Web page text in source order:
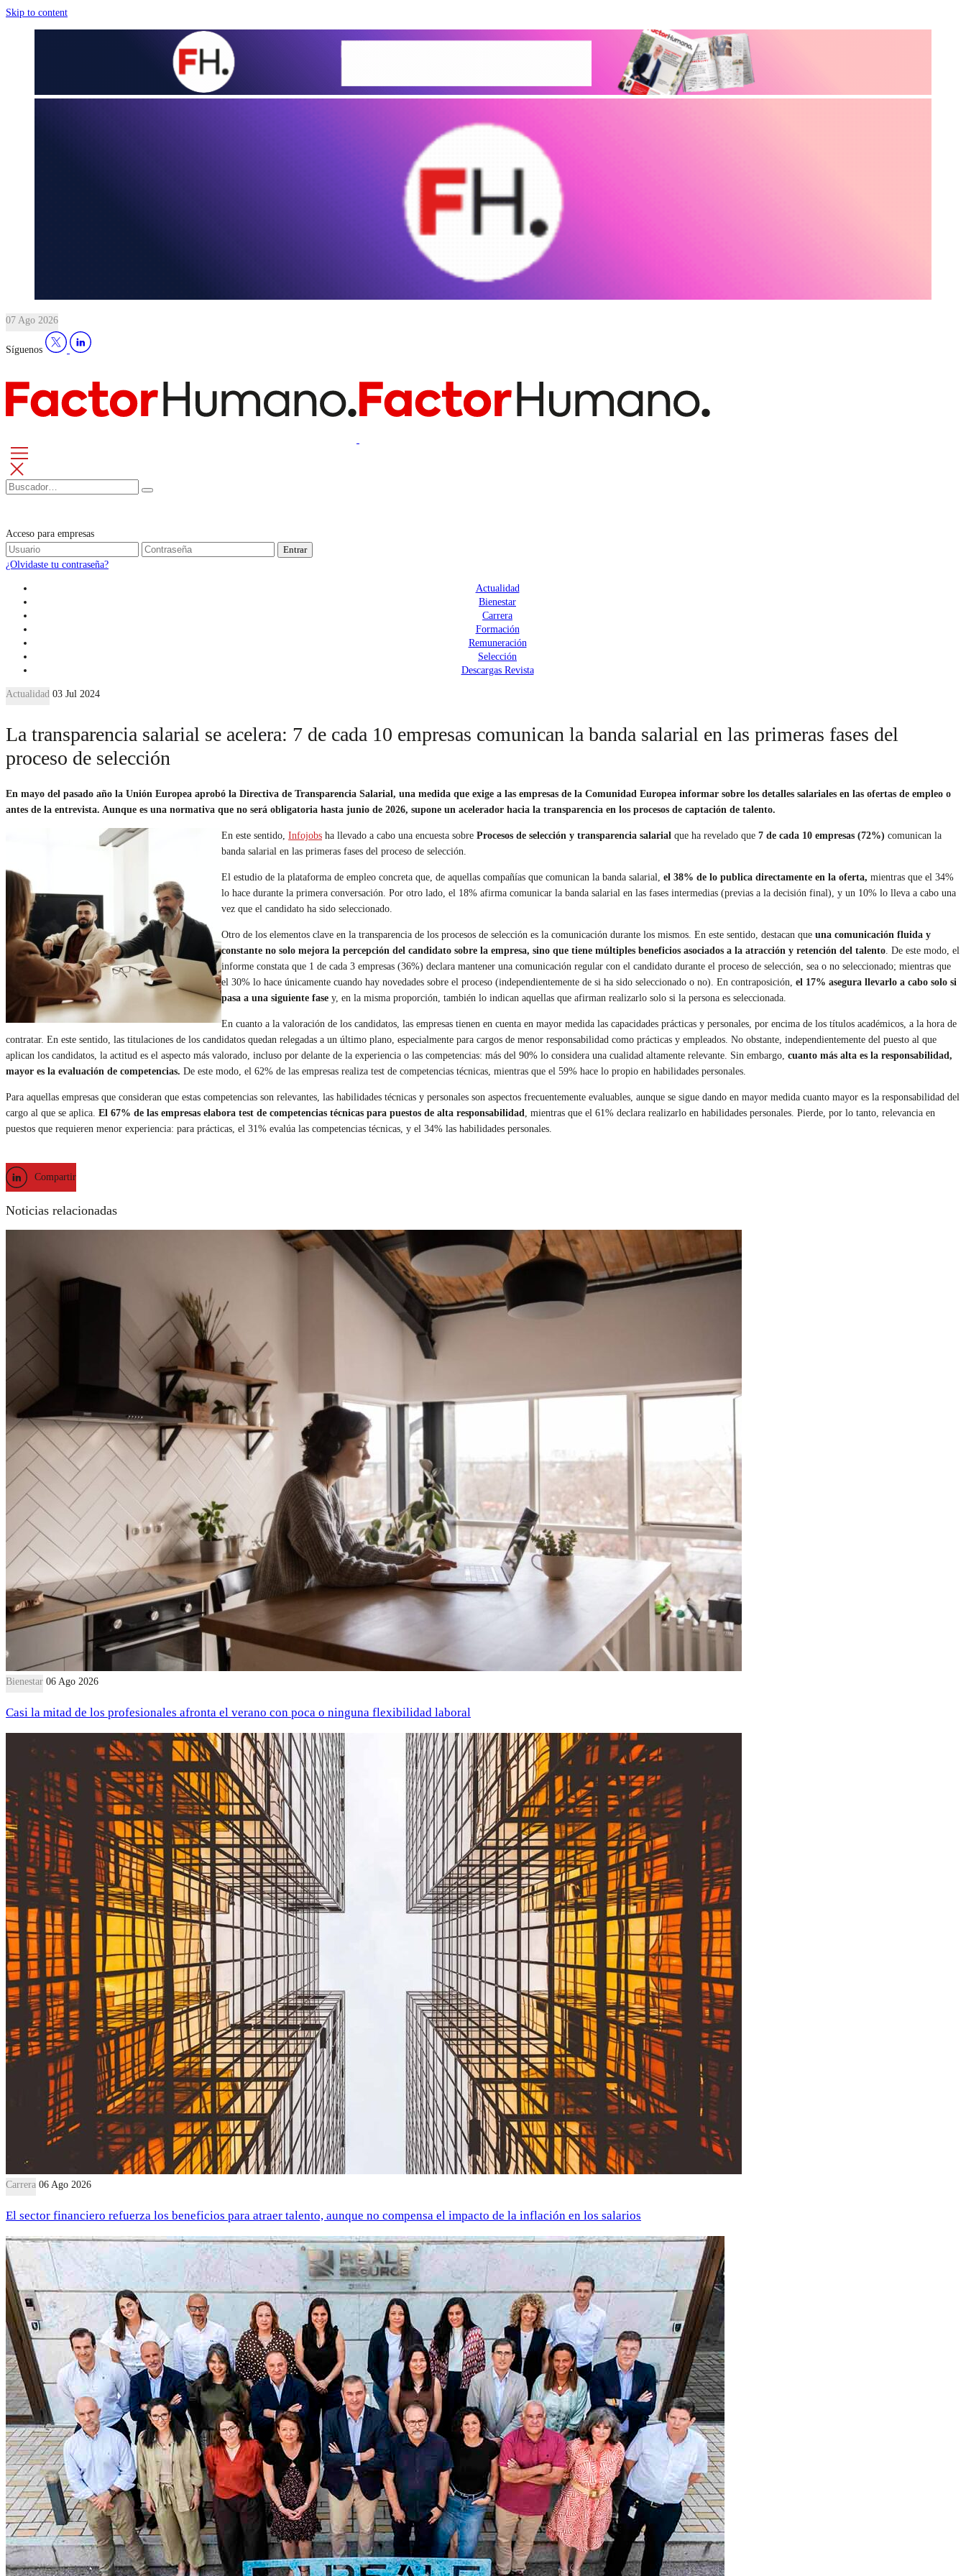
Skip to content
07 Ago 2026
Síguenos
Acceso para empresas
Entrar
¿Olvidaste tu contraseña?
Actualidad
Bienestar
Carrera
Formación
Remuneración
Selección
Descargas Revista
Actualidad 03 Jul 2024
La transparencia salarial se acelera: 7 de cada 10 empresas comunican la banda salarial en las primeras fases del
proceso de selección
En mayo del pasado año la Unión Europea aprobó la Directiva de Transparencia Salarial, una medida que exige a las empresas de la Comunidad Europea informar sobre los detalles salariales en las ofertas de empleo o
antes de la entrevista. Aunque es una normativa que no será obligatoria hasta junio de 2026, supone un acelerador hacia la transparencia en los procesos de captación de talento.
En este sentido, Infojobs ha llevado a cabo una encuesta sobre Procesos de selección y transparencia salarial que ha revelado que 7 de cada 10 empresas (72%) comunican la
banda salarial en las primeras fases del proceso de selección.
El estudio de la plataforma de empleo concreta que, de aquellas compañías que comunican la banda salarial, el 38% de lo publica directamente en la oferta, mientras que el 34%
lo hace durante la primera conversación. Por otro lado, el 18% afirma comunicar la banda salarial en las fases intermedias (previas a la decisión final), y un 10% lo lleva a cabo una
vez que el candidato ha sido seleccionado.
Otro de los elementos clave en la transparencia de los procesos de selección es la comunicación durante los mismos. En este sentido, destacan que una comunicación fluida y
constante no solo mejora la percepción del candidato sobre la empresa, sino que tiene múltiples beneficios asociados a la atracción y retención del talento . De este modo, el
informe constata que 1 de cada 3 empresas (36%) declara mantener una comunicación regular con el candidato durante el proceso de selección, sea o no seleccionado; mientras que
el 30% lo hace únicamente cuando hay novedades sobre el proceso (independientemente de si ha sido seleccionado o no). En contraposición, el 17% asegura llevarlo a cabo solo si
pasa a una siguiente fase y, en la misma proporción, también lo indican aquellas que afirman realizarlo solo si la persona es seleccionada.
En cuanto a la valoración de los candidatos, las empresas tienen en cuenta en mayor medida las capacidades prácticas y personales, por encima de los títulos académicos, a la hora de
contratar. En este sentido, las titulaciones de los candidatos quedan relegadas a un último plano, especialmente para cargos de menor responsabilidad como prácticas y empleados. No obstante, independientemente del puesto al que
aplican los candidatos, la actitud es el aspecto más valorado, incluso por delante de la experiencia o las competencias: más del 90% lo considera una cualidad altamente relevante. Sin embargo, cuanto más alta es la responsabilidad,
mayor es la evaluación de competencias. De este modo, el 62% de las empresas realiza test de competencias técnicas, mientras que el 59% hace lo propio en habilidades personales.
Para aquellas empresas que consideran que estas competencias son relevantes, las habilidades técnicas y personales son aspectos frecuentemente evaluables, aunque se sigue dando en mayor medida cuanto mayor es la responsabilidad del
cargo al que se aplica. El 67% de las empresas elabora test de competencias técnicas para puestos de alta responsabilidad
, mientras que el 61% declara realizarlo en habilidades personales. Pierde, por lo tanto, relevancia en
puestos que requieren menor experiencia: para prácticas, el 31% evalúa las competencias técnicas, y el 34% las habilidades personales.
Compartir
Noticias relacionadas
Bienestar 06 Ago 2026
Casi la mitad de los profesionales afronta el verano con poca o ninguna flexibilidad laboral
Carrera 06 Ago 2026
El sector financiero refuerza los beneficios para atraer talento, aunque no compensa el impacto de la inflación en los salarios